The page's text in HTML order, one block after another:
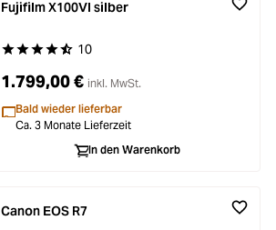
Durchschnittliche Bewertung von 4.8 von 5
10
Fujifilm X100VI silber
1.799,00 € inkl. MwSt.
Bald wieder lieferbar
Ca. 3 Monate Lieferzeit
In den Warenkorb
Canon EOS R7